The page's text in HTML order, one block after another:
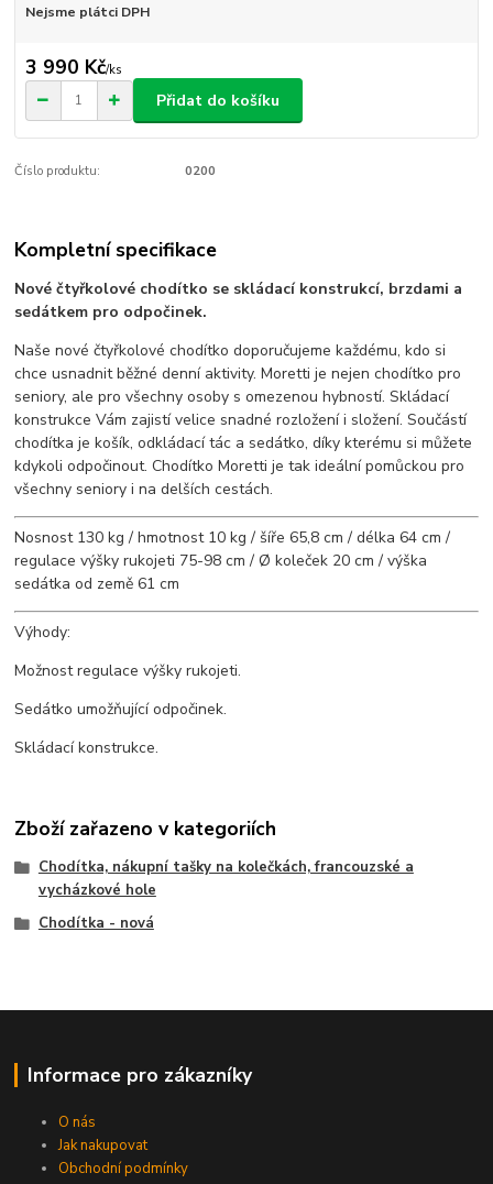
Nejsme plátci DPH
3 990 Kč/ks
Přidat do košíku
Číslo produktu: 0200
Kompletní specifikace
Nové čtyřkolové chodítko se skládací konstrukcí, brzdami a
sedátkem pro odpočinek.
Naše nové čtyřkolové chodítko doporučujeme každému, kdo si
chce usnadnit běžné denní aktivity. Moretti je nejen chodítko pro
seniory, ale pro všechny osoby s omezenou hybností. Skládací
konstrukce Vám zajistí velice snadné rozložení i složení. Součástí
chodítka je košík, odkládací tác a sedátko, díky kterému si můžete
kdykoli odpočinout. Chodítko Moretti je tak ideální pomůckou pro
všechny seniory i na delších cestách.
Nosnost 130 kg / hmotnost 10 kg / šíře 65,8 cm / délka 64 cm /
regulace výšky rukojeti 75-98 cm / Ø koleček 20 cm / výška
sedátka od země 61 cm
Výhody:
Možnost regulace výšky rukojeti.
Sedátko umožňující odpočinek.
Skládací konstrukce.
Zboží zařazeno v kategoriích
Chodítka, nákupní tašky na kolečkách, francouzské a
vycházkové hole
Chodítka - nová
Informace pro zákazníky
O nás
Jak nakupovat
Obchodní podmínky